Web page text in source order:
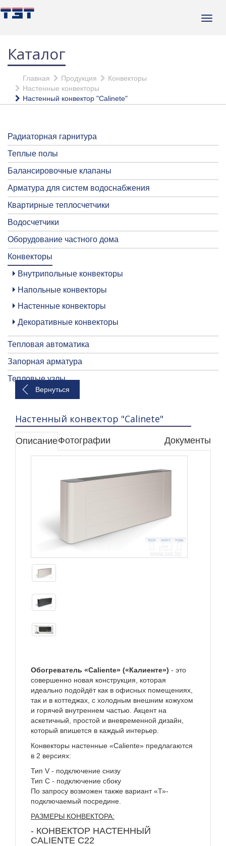
Каталог
Главная Продукция
Конвекторы
Настенные конвекторы
Настенный конвектор "Calinete"
Радиаторная гарнитура
Теплые полы
Балансировочные клапаны
Арматура для систем водоснабжения
Квартирные теплосчетчики
Водосчетчики
Оборудование частного дома
Конвекторы
Внутрипольные конвекторы
Напольные конвекторы
Настенные конвекторы
Декоративные конвекторы
Тепловая автоматика
Запорная арматура
Тепловые узлы
Вернуться
Настенный конвектор "Calinete"
ОписаниеФотографии Документы
Обогреватель «Caliente» («Калиенте») - это
совершенно новая конструкция, которая
идеально подойдёт как в офисных помещениях,
так и в коттеджах, с холодным внешним кожухом
и горячей внутреннем частью. Акцент на
аскетичный, простой и вневременной дизайн,
который впишется в каждый интерьер.
Конвекторы настенные «Caliente» предлагаются
в 2 версиях:
Тип V - подключение снизу
Тип C - подключение сбоку
По запросу возможен также вариант «Т»-
подключаемый посредине.
РАЗМЕРЫ КОНВЕКТОРА:
- КОНВЕКТОР НАСТЕННЫЙ
CALIENTE C22